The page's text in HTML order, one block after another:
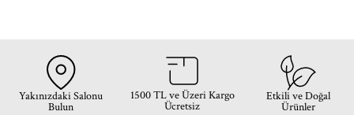
Yakınızdaki Salonu
Bulun
1500 TL ve Üzeri Kargo
Ücretsiz
Etkili ve Doğal
Ürünler